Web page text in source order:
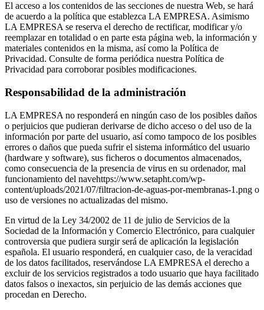
El acceso a los contenidos de las secciones de nuestra Web, se hará
de acuerdo a la política que establezca LA EMPRESA. Asimismo
LA EMPRESA se reserva el derecho de rectificar, modificar y/o
reemplazar en totalidad o en parte esta página web, la información y
materiales contenidos en la misma, así como la Política de
Privacidad. Consulte de forma periódica nuestra Política de
Privacidad para corroborar posibles modificaciones.
Responsabilidad de la administración
LA EMPRESA no responderá en ningún caso de los posibles daños
o perjuicios que pudieran derivarse de dicho acceso o del uso de la
información por parte del usuario, así como tampoco de los posibles
errores o daños que pueda sufrir el sistema informático del usuario
(hardware y software), sus ficheros o documentos almacenados,
como consecuencia de la presencia de virus en su ordenador, mal
funcionamiento del navehttps://www.setapht.com/wp-
content/uploads/2021/07/filtracion-de-aguas-por-membranas-1.png o
uso de versiones no actualizadas del mismo.
En virtud de la Ley 34/2002 de 11 de julio de Servicios de la
Sociedad de la Información y Comercio Electrónico, para cualquier
controversia que pudiera surgir será de aplicación la legislación
española. El usuario responderá, en cualquier caso, de la veracidad
de los datos facilitados, reservándose LA EMPRESA el derecho a
excluir de los servicios registrados a todo usuario que haya facilitado
datos falsos o inexactos, sin perjuicio de las demás acciones que
procedan en Derecho.